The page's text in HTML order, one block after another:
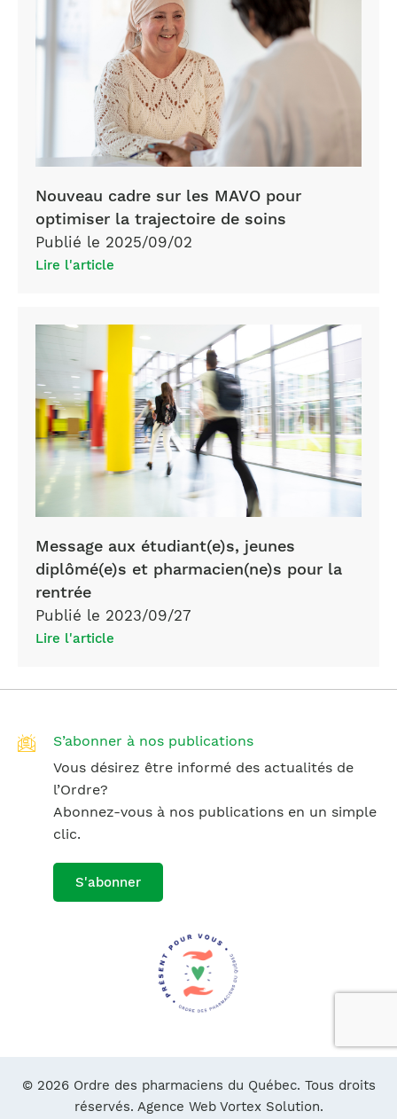
Nouveau cadre sur les MAVO pour
optimiser la trajectoire de soins
Publié le 2025/09/02
Lire l'article
Message aux étudiant(e)s, jeunes
diplômé(e)s et pharmacien(ne)s pour la
rentrée
Publié le 2023/09/27
Lire l'article
S’abonner à nos publications
Vous désirez être informé des actualités de
l’Ordre?
Abonnez-vous à nos publications en un simple
clic.
S'abonner
© 2026 Ordre des pharmaciens du Québec. Tous droits
réservés. Agence Web Vortex Solution.